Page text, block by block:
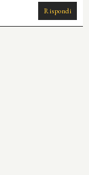
Rispondi